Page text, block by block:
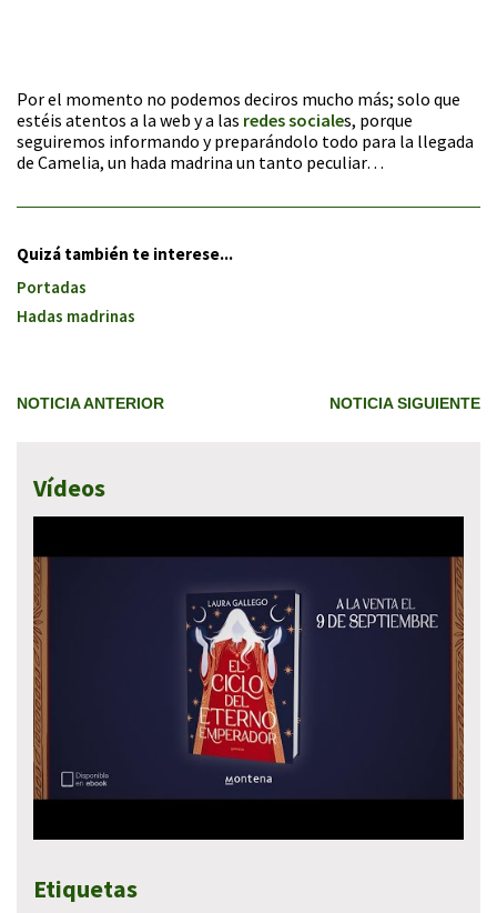
Por el momento no podemos deciros mucho más; solo que
estéis atentos a la web y a las redes sociales, porque
seguiremos informando y preparándolo todo para la llegada
de Camelia, un hada madrina un tanto peculiar…
Quizá también te interese...
Portadas
Hadas madrinas
NOTICIA ANTERIOR NOTICIA SIGUIENTE
Vídeos
Etiquetas